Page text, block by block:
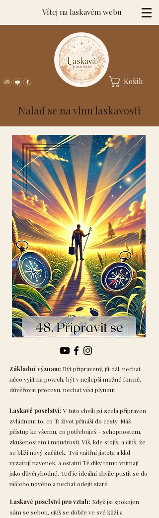
Vítej na laskavém webu
Košík
Nalaď se na vlnu laskavosti
Základní význam: Být připravený, jít dál, nechat
něco vyjít na povrch, být v nejlepší možné formě,
důvěřovat procesu, nechat věci plynout.
Laskavé poselství:V tuto chvíli jsi zcela připraven
zvládnout to, co Ti život přináší do cesty. Máš
přístup ke všemu, co potřebuješ – schopnostem,
zkušenostem i moudrosti. Víš, kde stojíš, a cítíš, že
se blíží nový začátek. Tvá vnitřní jistota a klid
vyzařují navenek, a ostatní Tě díky tomu vnímají
jako důvěryhodné. Teď je ideální chvíle pustit se do
něčeho nového a nechat odejít staré
Laskavé poselství pro vztah: Když jsi spokojen
sám se sebou, cítíš se dobře ve své kůži a